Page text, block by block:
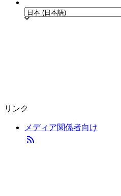
リンク
メディア関係者向け